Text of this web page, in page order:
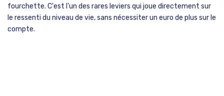
fourchette. C'est l'un des rares leviers qui joue directement sur
le ressenti du niveau de vie, sans nécessiter un euro de plus sur le
compte.